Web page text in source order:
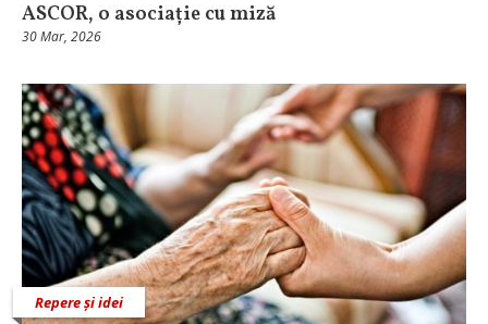
ASCOR, o asociație cu miză
30 Mar, 2026
Repere și idei